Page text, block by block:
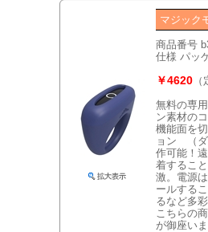
マジッ
商品番号
仕様 パッ
￥4620
無料の専
ン素材の
機能面を
ョン （ダ
作可能！
着するこ
激。電源
ールする
るなど多
こちらの
が御座い